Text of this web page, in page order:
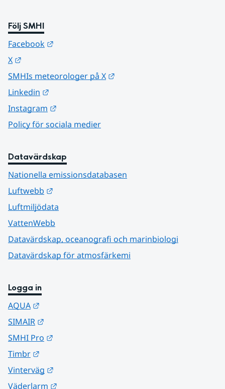
Följ SMHI
Facebook
X
SMHIs meteorologer på X
Linkedin
Instagram
Policy för sociala medier
Datavärdskap
Nationella emissionsdatabasen
Luftwebb
Luftmiljödata
VattenWebb
Datavärdskap, oceanografi och marinbiologi
Datavärdskap för atmosfärkemi
Logga in
AQUA
SIMAIR
SMHI Pro
Timbr
Vinterväg
Väderlarm